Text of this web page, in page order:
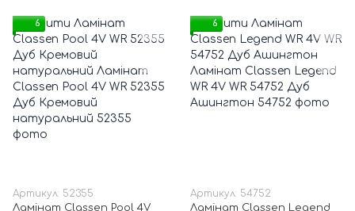
6
Артикул: 52355
Ламінат Classen Pool 4V
6
Артикул: 54752
Ламінат Classen Legend